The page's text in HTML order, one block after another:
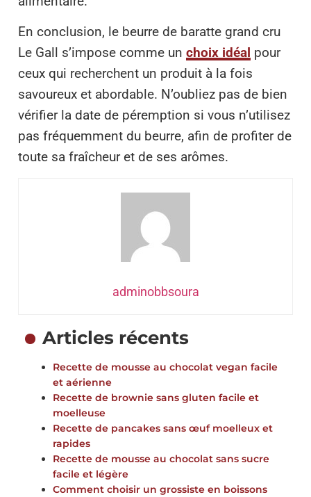
En conclusion, le beurre de baratte grand cru
Le Gall s’impose comme un choix idéal pour
ceux qui recherchent un produit à la fois
savoureux et abordable. N’oubliez pas de bien
vérifier la date de péremption si vous n’utilisez
pas fréquemment du beurre, afin de profiter de
toute sa fraîcheur et de ses arômes.
adminobbsoura
Articles récents
Recette de mousse au chocolat vegan facile
et aérienne
Recette de brownie sans gluten facile et
moelleuse
Recette de pancakes sans œuf moelleux et
rapides
Recette de mousse au chocolat sans sucre
facile et légère
Comment choisir un grossiste en boissons